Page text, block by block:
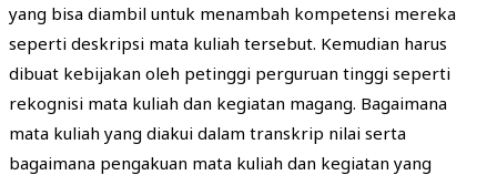
yang bisa diambil untuk menambah kompetensi mereka
seperti deskripsi mata kuliah tersebut. Kemudian harus
dibuat kebijakan oleh petinggi perguruan tinggi seperti
rekognisi mata kuliah dan kegiatan magang. Bagaimana
mata kuliah yang diakui dalam transkrip nilai serta
bagaimana pengakuan mata kuliah dan kegiatan yang